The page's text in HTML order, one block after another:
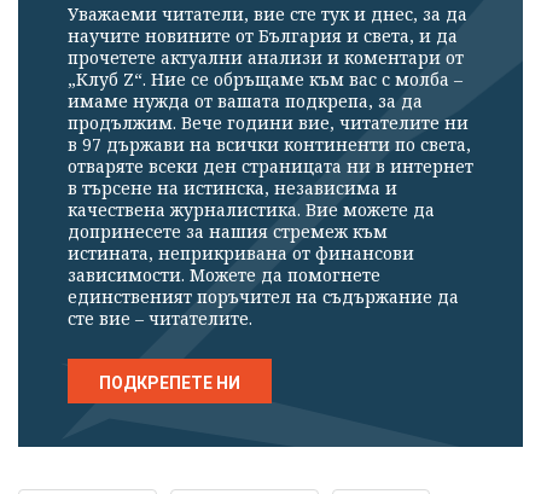
Уважаеми читатели, вие сте тук и днес, за да
научите новините от България и света, и да
прочетете актуални анализи и коментари от
„Клуб Z“. Ние се обръщаме към вас с молба –
имаме нужда от вашата подкрепа, за да
продължим. Вече години вие, читателите ни
в 97 държави на всички континенти по света,
отваряте всеки ден страницата ни в интернет
в търсене на истинска, независима и
качествена журналистика. Вие можете да
допринесете за нашия стремеж към
истината, неприкривана от финансови
зависимости. Можете да помогнете
единственият поръчител на съдържание да
сте вие – читателите.
ПОДКРЕПЕТЕ НИ